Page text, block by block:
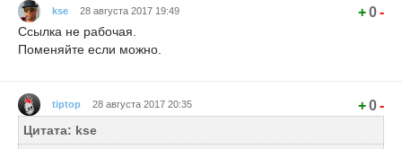
kse 28 августа 2017 19:49 +0-
Ссылка не рабочая.
Поменяйте если можно.
tiptop 28 августа 2017 20:35 +0-
Цитата: kse